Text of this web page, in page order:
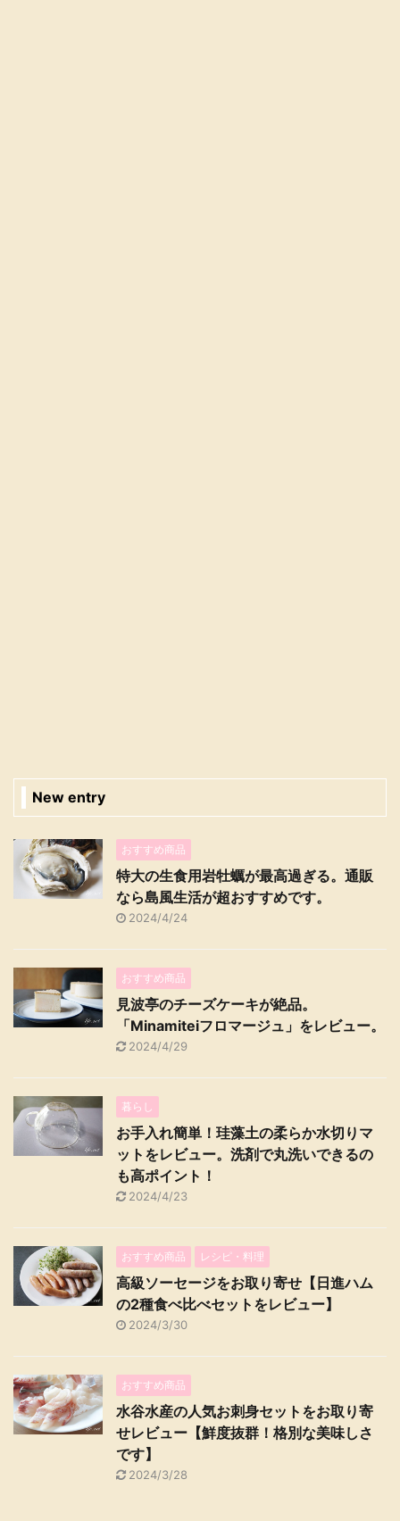
New entry
おすすめ商品
特大の生食用岩牡蠣が最高過ぎる。通販
なら島風生活が超おすすめです。
2024/4/24
おすすめ商品
見波亭のチーズケーキが絶品。
「Minamiteiフロマージュ」をレビュー。
2024/4/29
暮らし
お手入れ簡単！珪藻土の柔らか水切りマ
ットをレビュー。洗剤で丸洗いできるの
も高ポイント！
2024/4/23
おすすめ商品 レシピ・料理
高級ソーセージをお取り寄せ【日進ハム
の2種食べ比べセットをレビュー】
2024/3/30
おすすめ商品
水谷水産の人気お刺身セットをお取り寄
せレビュー【鮮度抜群！格別な美味しさ
です】
2024/3/28